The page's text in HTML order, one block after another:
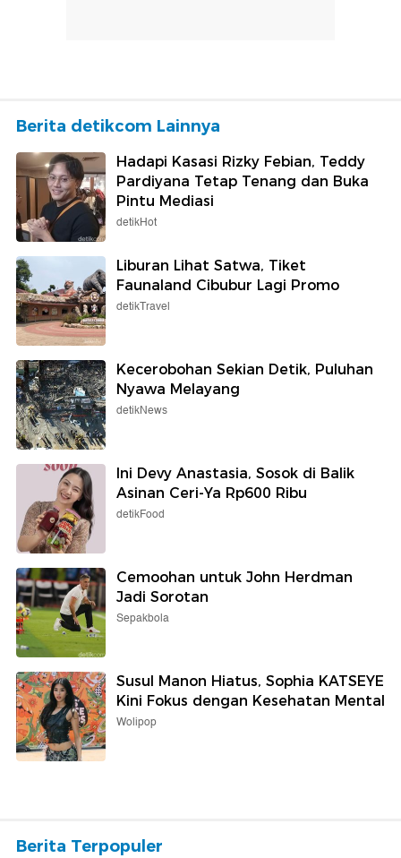
Berita detikcom Lainnya
Hadapi Kasasi Rizky Febian, Teddy
Pardiyana Tetap Tenang dan Buka
Pintu Mediasi
detikHot
Liburan Lihat Satwa, Tiket
Faunaland Cibubur Lagi Promo
detikTravel
Kecerobohan Sekian Detik, Puluhan
Nyawa Melayang
detikNews
Ini Devy Anastasia, Sosok di Balik
Asinan Ceri-Ya Rp600 Ribu
detikFood
Cemoohan untuk John Herdman
Jadi Sorotan
Sepakbola
Susul Manon Hiatus, Sophia KATSEYE
Kini Fokus dengan Kesehatan Mental
Wolipop
Berita Terpopuler